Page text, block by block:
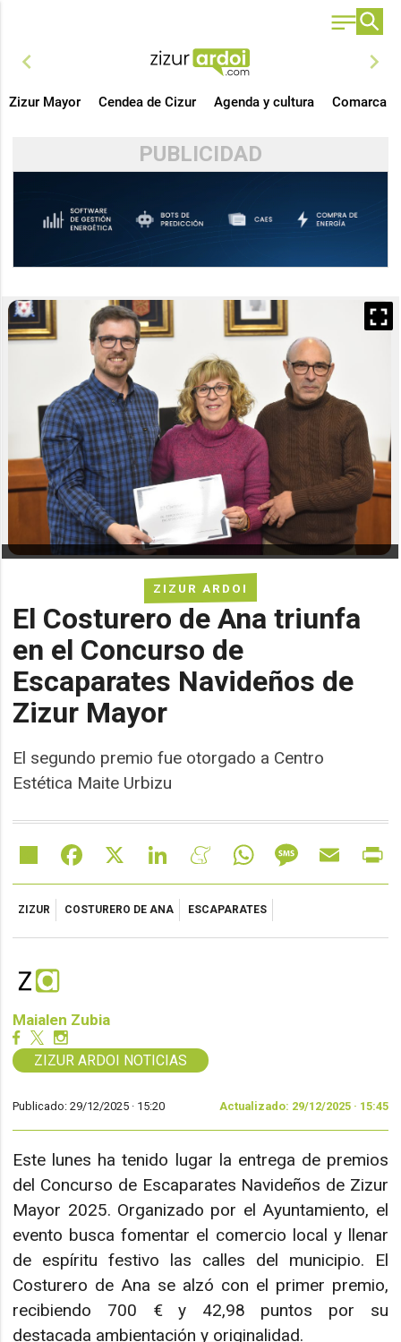
chevron_left chevron_right
Zizur Mayor Cendea de Cizur Agenda y cultura Comarca
PUBLICIDAD
ZIZUR ARDOI
El Costurero de Ana triunfa
en el Concurso de
Escaparates Navideños de
Zizur Mayor
El segundo premio fue otorgado a Centro
Estética Maite Urbizu
Share Facebook LinkedIn MeneameWhatsAppMessageEmail
ZIZUR COSTURERO DE ANA ESCAPARATES
Maialen Zubia
ZIZUR ARDOI NOTICIAS
Publicado: 29/12/2025 · 15:20 Actualizado: 29/12/2025 · 15:45
Este lunes ha tenido lugar la entrega de premios
del Concurso de Escaparates Navideños de Zizur
Mayor 2025. Organizado por el Ayuntamiento, el
evento busca fomentar el comercio local y llenar
de espíritu festivo las calles del municipio. El
Costurero de Ana se alzó con el primer premio,
recibiendo 700 € y 42,98 puntos por su
destacada ambientación y originalidad.